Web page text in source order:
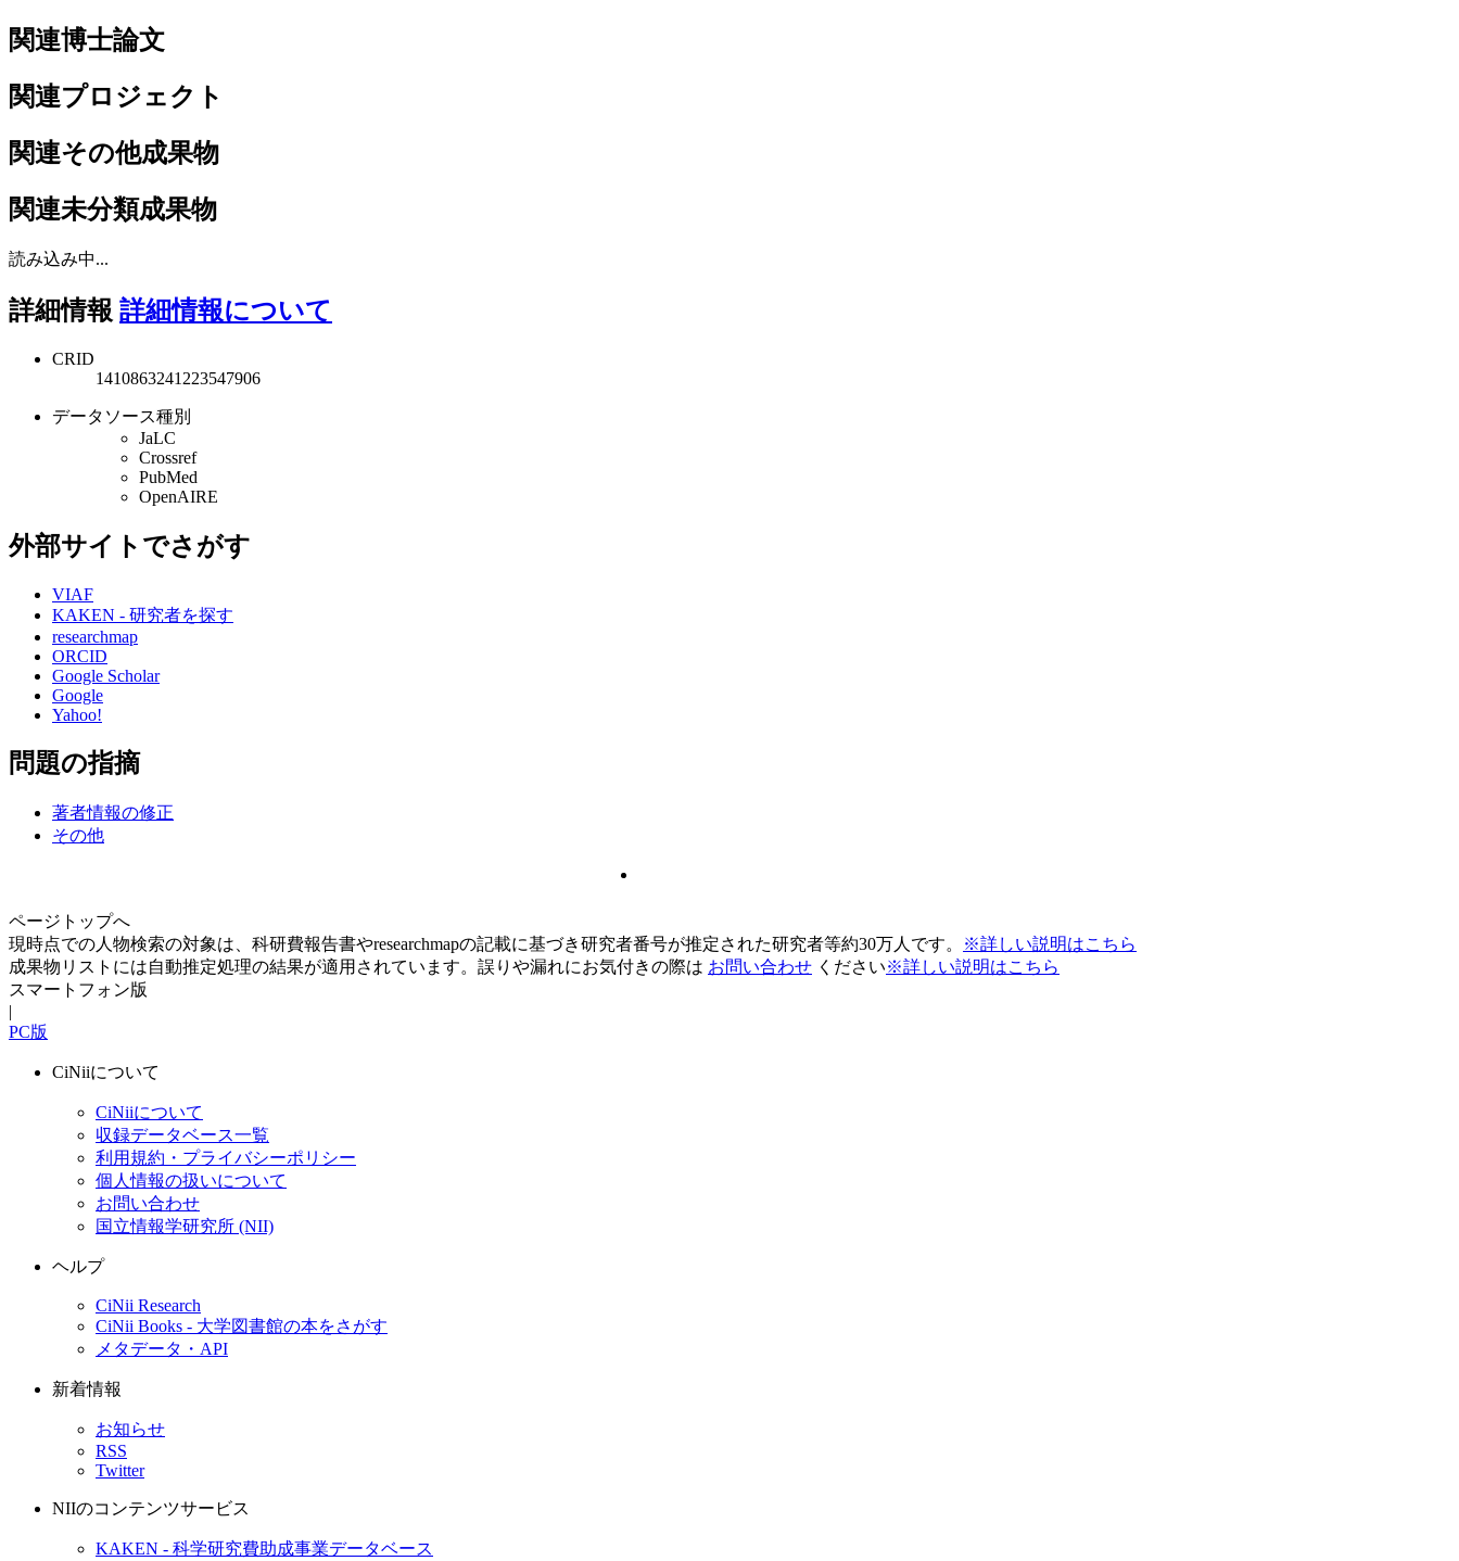
関連博士論文
関連プロジェクト
関連その他成果物
関連未分類成果物
読み込み中...
詳細情報 詳細情報について
CRID
1410863241223547906
データソース種別
JaLC
Crossref
PubMed
OpenAIRE
外部サイトでさがす
VIAF
KAKEN - 研究者を探す
researchmap
ORCID
Google Scholar
Google
Yahoo!
問題の指摘
著者情報の修正
その他
ページトップへ
現時点での人物検索の対象は、科研費報告書やresearchmapの記載に基づき研究者番号が推定された研究者等約30万人です。
※詳しい説明はこちら
成果物リストには自動推定処理の結果が適用されています。誤りや漏れにお気付きの際は お問い合わせ ください※詳しい説明はこちら
スマートフォン版
|
PC版
CiNiiについて
CiNiiについて
収録データベース一覧
利用規約・プライバシーポリシー
個人情報の扱いについて
お問い合わせ
国立情報学研究所 (NII)
ヘルプ
CiNii Research
CiNii Books - 大学図書館の本をさがす
メタデータ・API
新着情報
お知らせ
RSS
Twitter
NIIのコンテンツサービス
KAKEN - 科学研究費助成事業データベース